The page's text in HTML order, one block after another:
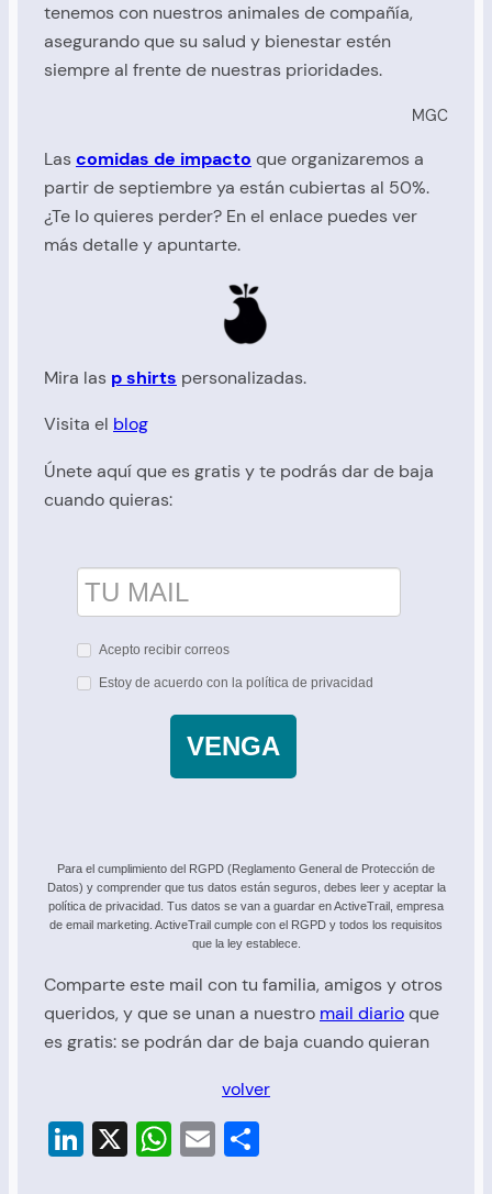
tenemos con nuestros animales de compañía,
asegurando que su salud y bienestar estén
siempre al frente de nuestras prioridades.
MGC
Lascomidas de impacto que organizaremos a
partir de septiembre ya están cubiertas al 50%.
¿Te lo quieres perder? En el enlace puedes ver
más detalle y apuntarte.
Mira las p shirts personalizadas.
Visita el blog
Únete aquí que es gratis y te podrás dar de baja
cuando quieras:
Acepto recibir correos
Estoy de acuerdo con la política de privacidad
VENGA
Para el cumplimiento del RGPD (Reglamento General de Protección de
Datos) y comprender que tus datos están seguros, debes leer y aceptar la
política de privacidad. Tus datos se van a guardar en ActiveTrail, empresa
de email marketing. ActiveTrail cumple con el RGPD y todos los requisitos
que la ley establece.
Comparte este mail con tu familia, amigos y otros
queridos, y que se unan a nuestro mail diarioque
es gratis: se podrán dar de baja cuando quieran
volver
LinkedIn
X WhatsApp
Email